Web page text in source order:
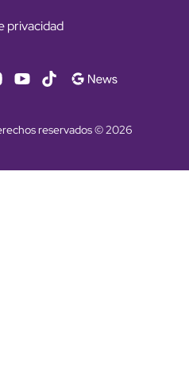
privacidad
reservados © 2026